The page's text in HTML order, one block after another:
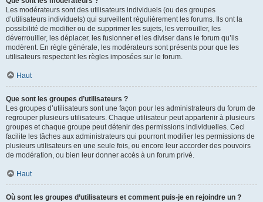
Les modérateurs sont des utilisateurs individuels (ou des groupes
d’utilisateurs individuels) qui surveillent régulièrement les forums. Ils ont la
possibilité de modifier ou de supprimer les sujets, les verrouiller, les
déverrouiller, les déplacer, les fusionner et les diviser dans le forum qu’ils
modèrent. En règle générale, les modérateurs sont présents pour que les
utilisateurs respectent les règles imposées sur le forum.
Haut
Que sont les groupes d’utilisateurs ?
Les groupes d’utilisateurs sont une façon pour les administrateurs du forum de
regrouper plusieurs utilisateurs. Chaque utilisateur peut appartenir à plusieurs
groupes et chaque groupe peut détenir des permissions individuelles. Ceci
facilite les tâches aux administrateurs qui pourront modifier les permissions de
plusieurs utilisateurs en une seule fois, ou encore leur accorder des pouvoirs
de modération, ou bien leur donner accès à un forum privé.
Haut
Où sont les groupes d’utilisateurs et comment puis-je en rejoindre un ?